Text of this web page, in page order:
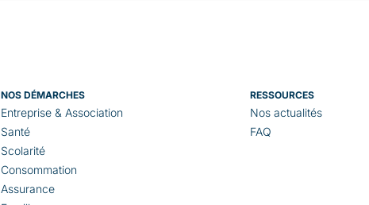
NOS DÉMARCHES
Entreprise & Association
Santé
Scolarité
Consommation
Assurance
RESSOURCES
Nos actualités
FAQ